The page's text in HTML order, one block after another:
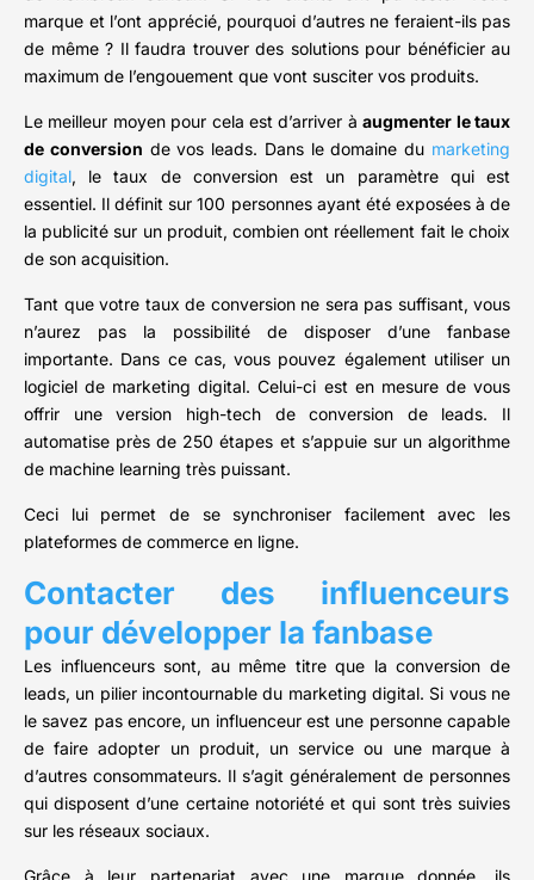
marque et l’ont apprécié, pourquoi d’autres ne feraient-ils pas
de même ? Il faudra trouver des solutions pour bénéficier au
maximum de l’engouement que vont susciter vos produits.
Le meilleur moyen pour cela est d’arriver àaugmenter le taux
de conversion de vos leads. Dans le domaine du marketing
digital, le taux de conversion est un paramètre qui est
essentiel. Il définit sur 100 personnes ayant été exposées à de
la publicité sur un produit, combien ont réellement fait le choix
de son acquisition.
Tant que votre taux de conversion ne sera pas suffisant, vous
n’aurez pas la possibilité de disposer d’une fanbase
importante. Dans ce cas, vous pouvez également utiliser un
logiciel de marketing digital. Celui-ci est en mesure de vous
offrir une version high-tech de conversion de leads. Il
automatise près de 250 étapes et s’appuie sur un algorithme
de machine learning très puissant.
Ceci lui permet de se synchroniser facilement avec les
plateformes de commerce en ligne.
Contacter des influenceurs
pour développer la fanbase
Les influenceurs sont, au même titre que la conversion de
leads, un pilier incontournable du marketing digital. Si vous ne
le savez pas encore, un influenceur est une personne capable
de faire adopter un produit, un service ou une marque à
d’autres consommateurs. Il s’agit généralement de personnes
qui disposent d’une certaine notoriété et qui sont très suivies
sur les réseaux sociaux.